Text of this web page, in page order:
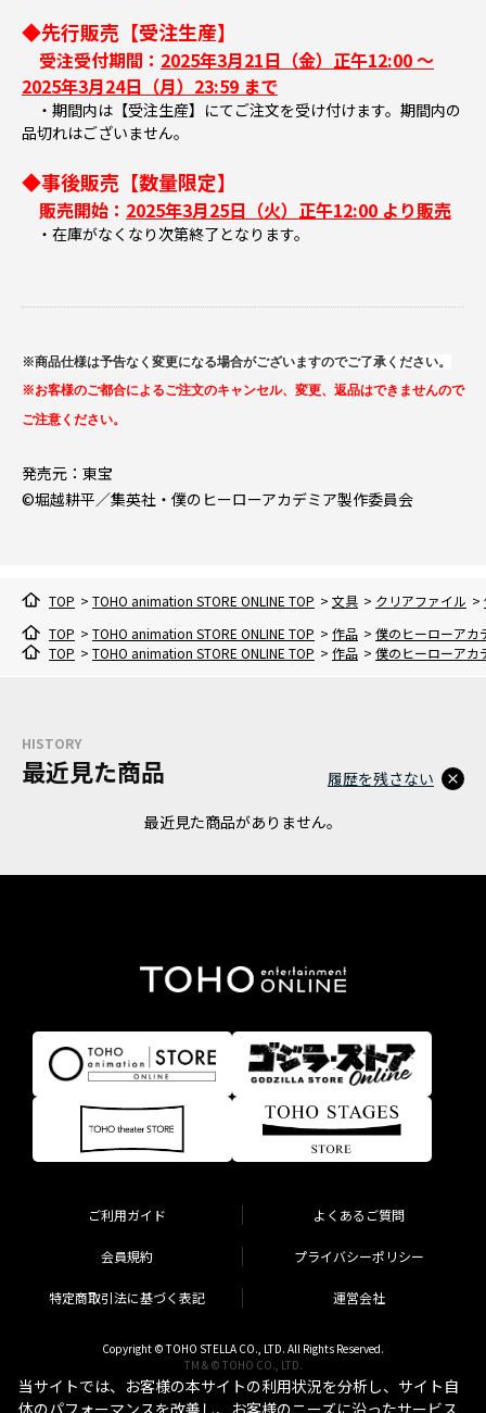
◆先行販売【受注生産】
受注受付期間： 2025年3月21日（金）正午12:00 ～
2025年3月24日（月）23:59 まで
・期間内は【受注生産】にてご注文を受け付けます。期間内の
品切れはございません。
◆事後販売【数量限定】
販売開始： 2025年3月25日（火）正午12:00 より販売
・在庫がなくなり次第終了となります。
※商品仕様は予告なく変更になる場合がございますのでご了承ください。
※お客様のご都合によるご注文のキャンセル、変更、返品はできませんので
ご注意ください。
発売元：東宝
©堀越耕平／集英社・僕のヒーローアカデミア製作委員会
TOP > TOHO animation STORE ONLINE TOP > 文具 > クリアファイル >
TOP > TOHO animation STORE ONLINE TOP > 作品 > 僕のヒーローアカ
TOP > TOHO animation STORE ONLINE TOP > 作品 > 僕のヒーローアカ
HISTORY
最近見た商品
最近見た商品がありません。
履歴を残さない
ご利用ガイド よくあるご質問
会員規約 プライバシーポリシー
特定商取引法に基づく表記 運営会社
Copyright © TOHO STELLA CO., LTD. All Rights Reserved.
TM & © TOHO CO., LTD.
当サイトでは、お客様の本サイトの利用状況を分析し、サイト自